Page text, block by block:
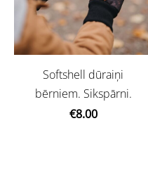
Softshell dūraiņi
bērniem. Sikspārni.
€8.00